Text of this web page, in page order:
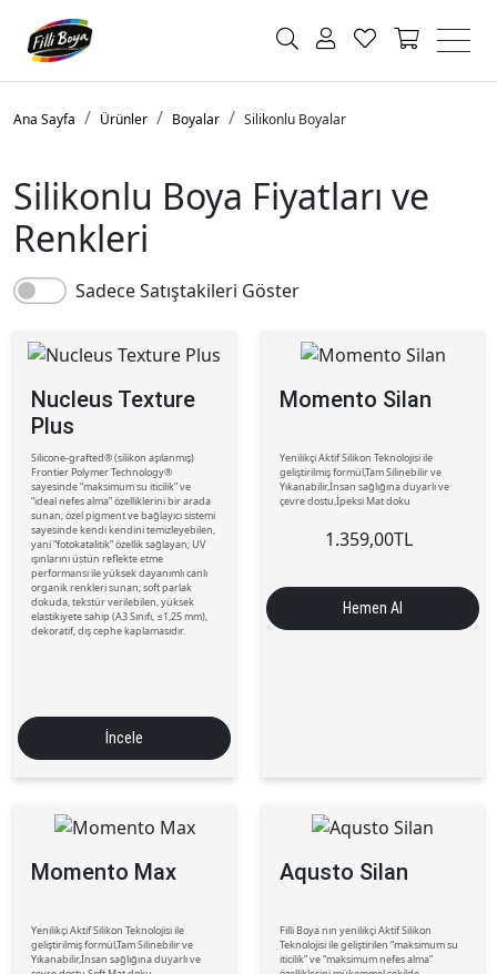
Ana Sayfa Ürünler Boyalar Silikonlu Boyalar
Silikonlu Boya Fiyatları ve
Renkleri
Sadece Satıştakileri Göster
Nucleus Texture
Plus
Silicone-grafted® (silikon aşılanmış)
Frontier Polymer Technology®
sayesinde “maksimum su iticilik” ve
“ideal nefes alma” özelliklerini bir arada
sunan; özel pigment ve bağlayıcı sistemi
sayesinde kendi kendini temizleyebilen,
yani “fotokatalitik” özellik sağlayan; UV
ışınlarını üstün reflekte etme
performansı ile yüksek dayanımlı canlı
organik renkleri sunan; soft parlak
dokuda, tekstür verilebilen, yüksek
elastikiyete sahip (A3 Sınıfı, ≤1,25 mm),
dekoratif, dış cephe kaplamasıdır.
İncele
Momento Silan
Yenilikçi Aktif Silikon Teknolojisi ile
geliştirilmiş formül,Tam Silinebilir ve
Yıkanabilir,İnsan sağlığına duyarlı ve
çevre dostu,İpeksi Mat doku
1.359,00TL
Hemen Al
Momento Max
Yenilikçi Aktif Silikon Teknolojisi ile
geliştirilmiş formül,Tam Silinebilir ve
Yıkanabilir,İnsan sağlığına duyarlı ve
Aqusto Silan
Filli Boya nın yenilikçi Aktif Silikon
Teknolojisi ile geliştirilen “maksimum su
iticilik” ve “maksimum nefes alma”